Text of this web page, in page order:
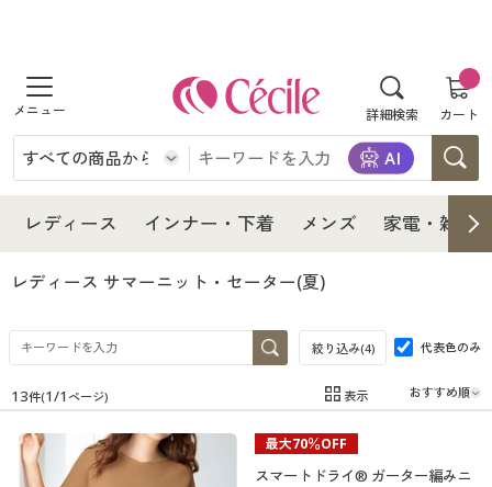
詳細検索 カート
商品を探す
レディース
レディースファッション
女性下着
インナー・下着
インナー・下着通販すべて
女性下着
メンズ下着
ジュニア・ティーンズ下着
メンズ
メンズ通販すべて
メンズファッション
メンズ下着
家電・雑貨
家電・雑貨すべて
家電
寝具・インテリア・家具
寝具・インテリア・家具通販すべて
美容・健康
レディース インナー・下着 メンズ 家電・雑貨
レディース サマーニット・セーター(夏)
絞り込み(4) 代表色のみ
在庫 在庫のある商品のみ表示
カテゴリ
13件(1/1 ページ) 表示
最大70％OFF
スマートドライ® ガーター編みニ